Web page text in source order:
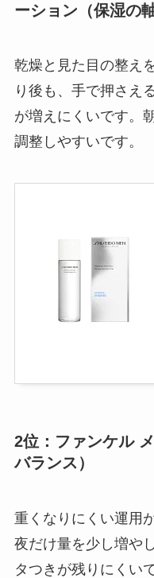
ーション（保湿の軸
乾燥と見た目の整え
り後も、手で押さえ
が増えにくいです。
調整しやすいです。
2位：ファンケル
バランス）
重くなりにくい運用
夜だけ量を少し増や
タつきが残りにくい